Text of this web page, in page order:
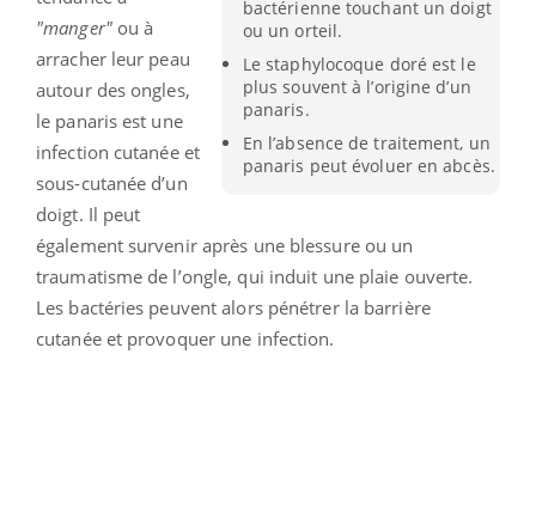
bactérienne touchant un doigt
ou un orteil.
Le staphylocoque doré est le
plus souvent à l’origine d’un
panaris.
En l’absence de traitement, un
panaris peut évoluer en abcès.
"manger"ou à
arracher leur peau
autour des ongles,
le panaris est une
infection cutanée et
sous-cutanée d’un
doigt. Il peut
également survenir après une blessure ou un
traumatisme de l’ongle, qui induit une plaie ouverte.
Les bactéries peuvent alors pénétrer la barrière
cutanée et provoquer une infection.